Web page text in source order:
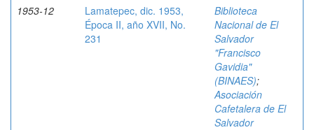
1953-12
Lamatepec, dic. 1953,
Época II, año XVII, No.
231
Biblioteca
Nacional de El
Salvador
"Francisco
Gavidia"
(BINAES);
Asociación
Cafetalera de El
Salvador